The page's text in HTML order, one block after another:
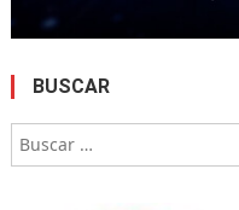
BUSCAR